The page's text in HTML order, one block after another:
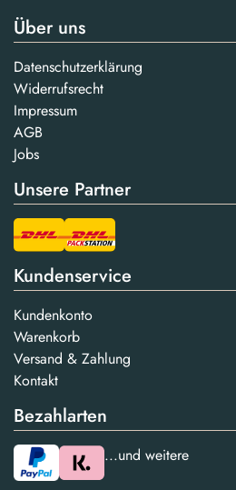
Über uns
Datenschutzerklärung
Widerrufsrecht
Impressum
AGB
Jobs
Unsere Partner
Kundenservice
Kundenkonto
Warenkorb
Versand & Zahlung
Kontakt
Bezahlarten
...und weitere